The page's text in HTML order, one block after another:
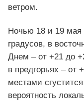
ветром.
Ночью 18 и 19 мая
градусов, в
Днем – от +21 до
в предгорьях – от
местами
вероятность